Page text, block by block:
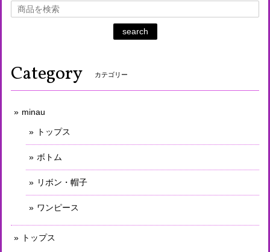
search
Category カテゴリー
minau
トップス
ボトム
リボン・帽子
ワンピース
トップス